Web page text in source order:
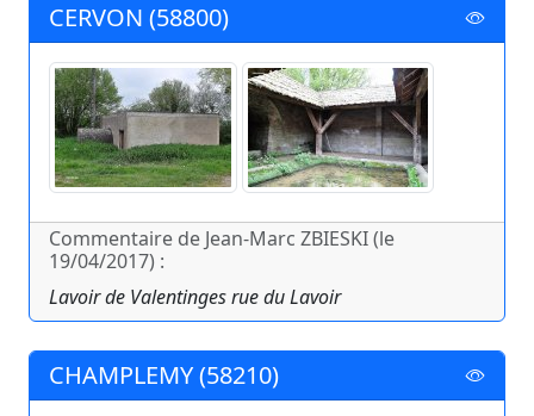
CERVON (58800)
Commentaire de Jean-Marc ZBIESKI (le
19/04/2017) :
Lavoir de Valentinges rue du Lavoir
CHAMPLEMY (58210)